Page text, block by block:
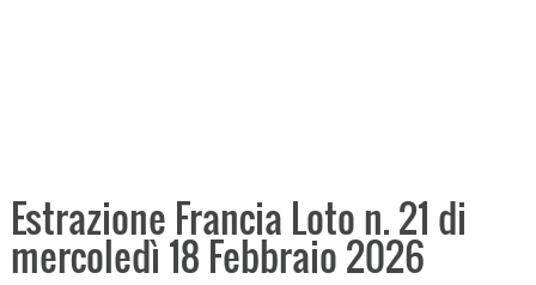
STATISTICHE
Estrazione Francia Loto n. 21 di
mercoledì 18 Febbraio 2026